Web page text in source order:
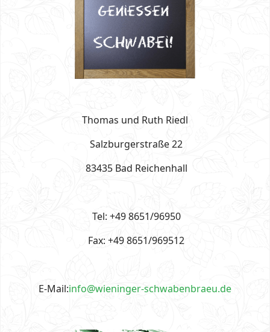
Thomas und Ruth Riedl
Salzburgerstraße 22
83435 Bad Reichenhall
Tel: +49 8651/96950
Fax: +49 8651/969512
E-Mail:info@wieninger-schwabenbraeu.de